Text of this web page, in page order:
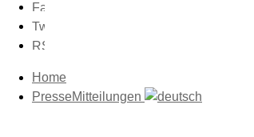
Home
PresseMitteilungen